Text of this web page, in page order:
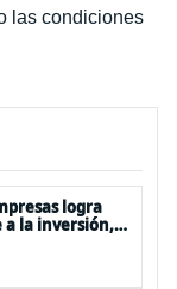
las condiciones
logra
a la inversión,